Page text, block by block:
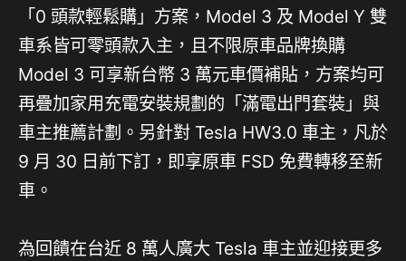
「0 頭款輕鬆購」方案，Model 3 及 Model Y 雙
車系皆可零頭款入主，且不限原車品牌換購
Model 3 可享新台幣 3 萬元車價補貼，方案均可
再疊加家用充電安裝規劃的「滿電出門套裝」與
車主推薦計劃。另針對 Tesla HW3.0 車主，凡於
9 月 30 日前下訂，即享原車 FSD 免費轉移至新
車。
為回饋在台近 8 萬人廣大 Tesla 車主並迎接更多